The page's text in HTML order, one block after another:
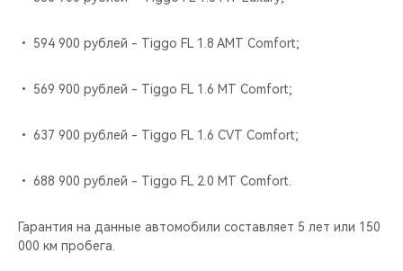
• 594 900 рублей - Tiggo FL 1.8 AMT Comfort;
• 569 900 рублей - Tiggo FL 1.6 MT Comfort;
• 637 900 рублей - Tiggo FL 1.6 CVT Comfort;
• 688 900 рублей - Tiggo FL 2.0 MT Comfort.
Гарантия на данные автомобили составляет 5 лет или 150
000 км пробега.